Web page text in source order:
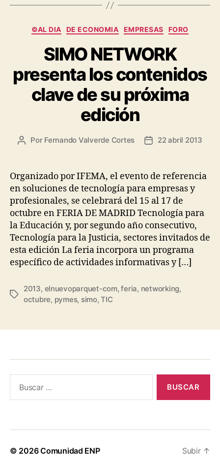
Categorías
©AL DIA DE ECONOMIA EMPRESAS FORO
SIMO NETWORK
presenta los contenidos
clave de su próxima
edición
Autor
entrada
Por Fernando Valverde Cortes
Fecha
entrada
22 abril 2013
Organizado por IFEMA, el evento de referencia
en soluciones de tecnología para empresas y
profesionales, se celebrará del 15 al 17 de
octubre en FERIA DE MADRID Tecnología para
la Educación y, por segundo año consecutivo,
Tecnología para la Justicia, sectores invitados de
esta edición La feria incorpora un programa
específico de actividades informativas y […]
Etiquetas
2013, elnuevoparquet-com,feria, networking,
octubre, pymes, simo,TIC
© 2026Comunidad ENP Subir ↑